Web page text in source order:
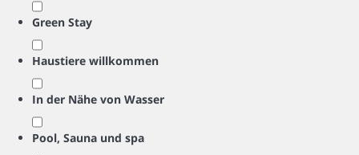
Green Stay
Haustiere willkommen
In der Nähe von Wasser
Pool, Sauna und spa